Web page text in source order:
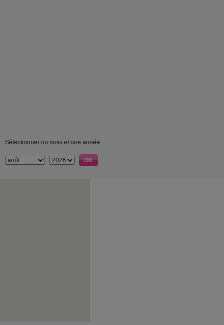
Sélectionner un mois et une année :